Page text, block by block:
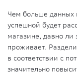
Чем больше данных
успешной будет
магазине, давно ли
проживает.
в соответствии с
значительно